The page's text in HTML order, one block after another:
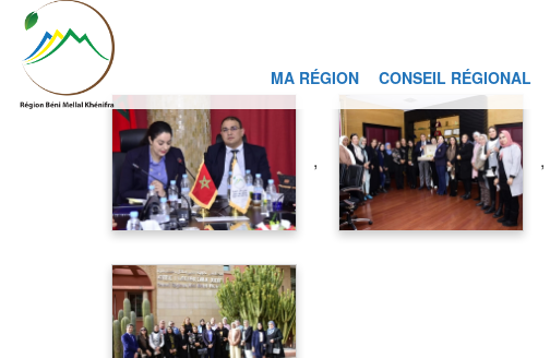
MA RÉGION CONSEIL RÉGIONAL
, ,